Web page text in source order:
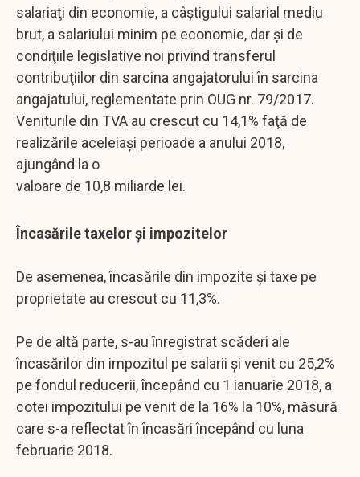
salariaţi din economie, a câştigului salarial mediu
brut, a salariului minim pe economie, dar şi de
condiţiile legislative noi privind transferul
contribuţiilor din sarcina angajatorului în sarcina
angajatului, reglementate prin OUG nr. 79/2017.
Veniturile din TVA au crescut cu 14,1% faţă de
realizările aceleiaşi perioade a anului 2018,
ajungând la o
valoare de 10,8 miliarde lei.
Încasările taxelor și impozitelor
De asemenea, încasările din impozite şi taxe pe
proprietate au crescut cu 11,3%.
Pe de altă parte, s-au înregistrat scăderi ale
încasărilor din impozitul pe salarii şi venit cu 25,2%
pe fondul reducerii, începând cu 1 ianuarie 2018, a
cotei impozitului pe venit de la 16% la 10%, măsură
care s-a reflectat în încasări începând cu luna
februarie 2018.